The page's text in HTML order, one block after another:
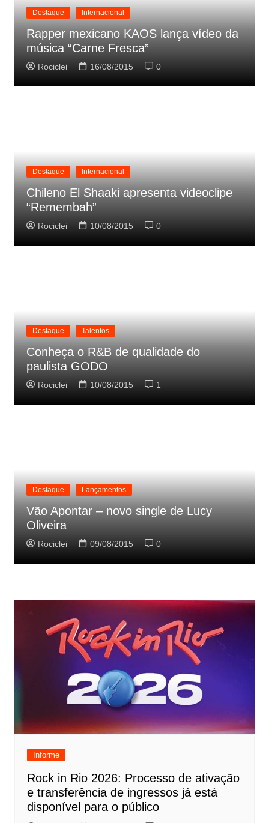
Destaque Internacional
Rapper mexicano KAOS lança vídeo da
música “Carne Fresca”
Rociclei 16/08/2015 0
Destaque Internacional
Chileno El Shaaki apresenta videoclipe
“Remembah”
Rociclei 10/08/2015 0
Destaque Talentos
Conheça o R&B de qualidade do
paulista GODO
Rociclei 10/08/2015 1
Destaque Lançamentos
Vão Apontar – novo single de Lucy
Oliveira
Rociclei 09/08/2015 0
Informe
Rock in Rio 2026: Processo de ativação
e transferência de ingressos já está
disponível para o público